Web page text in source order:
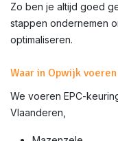
Zo ben je altijd goed
stappen ondernemen
optimaliseren.
Waar in Opwijk
We voeren EPC-
Vlaanderen,